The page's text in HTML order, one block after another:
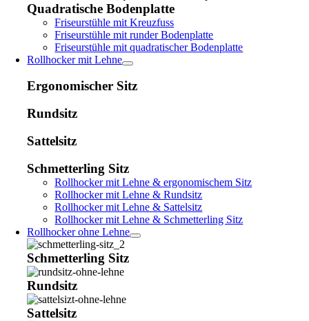
Quadratische Bodenplatte
Friseurstühle mit Kreuzfuss
Friseurstühle mit runder Bodenplatte
Friseurstühle mit quadratischer Bodenplatte
Rollhocker mit Lehne
Ergonomischer Sitz
Rundsitz
Sattelsitz
Schmetterling Sitz
Rollhocker mit Lehne & ergonomischem Sitz
Rollhocker mit Lehne & Rundsitz
Rollhocker mit Lehne & Sattelsitz
Rollhocker mit Lehne & Schmetterling Sitz
Rollhocker ohne Lehne
Schmetterling Sitz
Rundsitz
Sattelsitz